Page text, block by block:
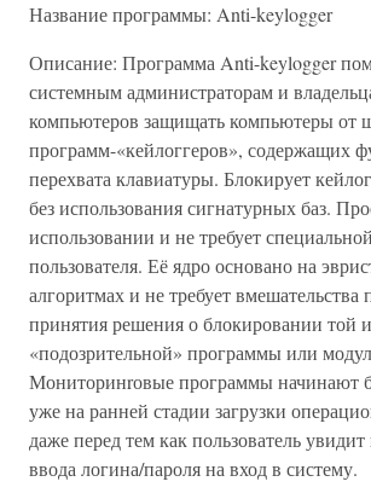
Название программы: Anti-keylogger
Описание: Программа Anti-keylogger
системным админи­страторам и
компьютеров защищать компьютеры от
программ-«кейлоггеров», содержащих
перехвата клавиатуры. Блокирует
без использования сигнатурных баз.
использовании и не требует
пользователя. Её ядро основано на
алгоритмах и не требует вмешательства
принятия решения о блокировании той
«подозрительной» программы или
Мониторинrовые программы начинают
уже на ранней стадии загрузки
даже перед тем как пользователь
ввода логина/пароля на вход в систему.